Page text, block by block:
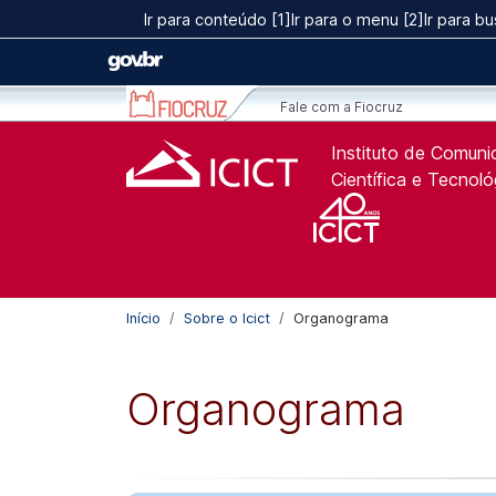
Ir para o conteúdo [1]
Ir para o menu [2]
Ir para a Busca [3]
Fale com a Fiocruz
Ir para conteúdo [1]Ir para o menu [2]Ir para
Instituto de
Científica e
Início Sobre o Icict Organograma
Organograma